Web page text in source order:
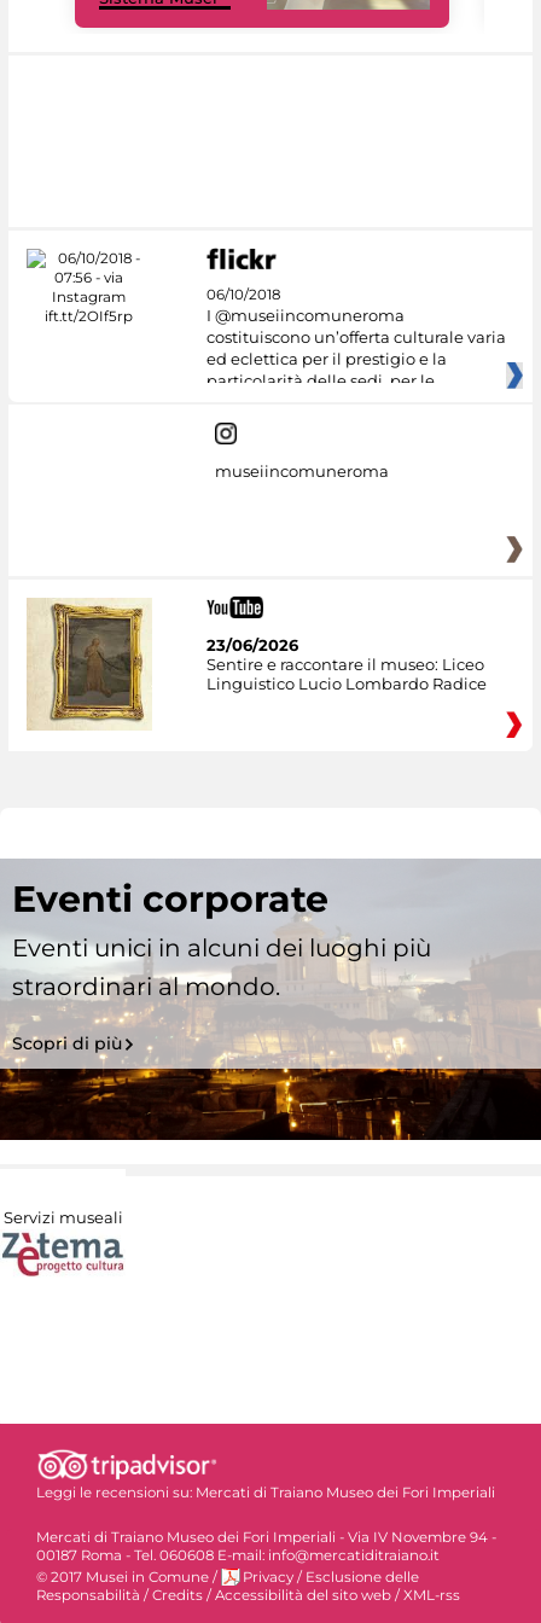
06/10/2018
I @museiincomuneroma
costituiscono un’offerta culturale varia
ed eclettica per il prestigio e la
particolarità delle sedi, per le
museiincomuneroma
23/06/2026
Sentire e raccontare il museo: Liceo
Linguistico Lucio Lombardo Radice
Eventi corporate
Eventi unici in alcuni dei luoghi più
straordinari al mondo.
Scopri di più
Servizi museali
Leggi le recensioni su: Mercati di Traiano Museo dei Fori Imperiali
Mercati di Traiano Museo dei Fori Imperiali - Via IV Novembre 94 -
00187 Roma - Tel. 060608 E-mail: info@mercatiditraiano.it
© 2017 Musei in Comune / Privacy / Esclusione delle
Responsabilità / Credits / Accessibilità del sito web / XML-rss